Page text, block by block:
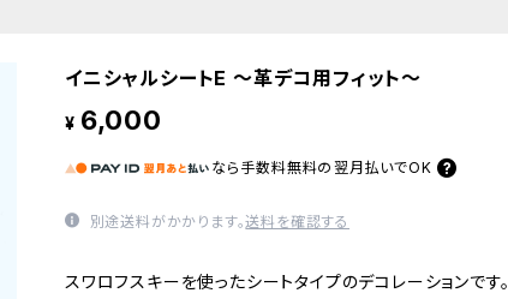
イニシャルシートE 〜革デコ用フィット〜
¥ 6,000
なら 手数料無料の 翌月払いでOK
別途送料がかかります。送料を確認する
スワロフスキーを使ったシートタイプのデコレーションです。